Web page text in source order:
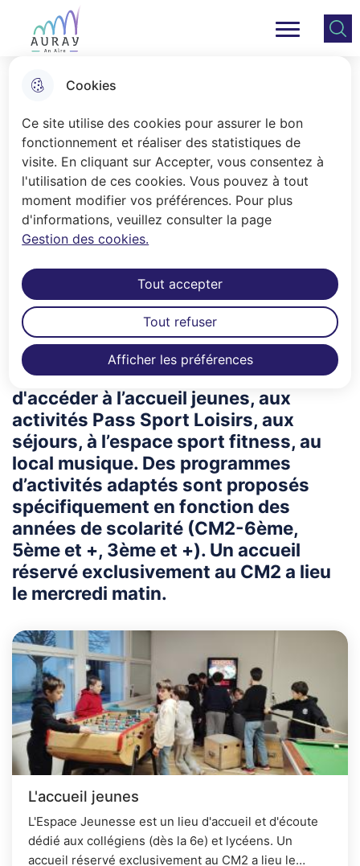
Cookies
Ce site utilise des cookies pour assurer le bon
fonctionnement et réaliser des statistiques de
visite. En cliquant sur Accepter, vous consentez à
l'utilisation de ces cookies. Vous pouvez à tout
moment modifier vos préférences. Pour plus
d'informations, veuillez consulter la page
Gestion des cookies.
Afficher les préférences
Tout accepter
Tout refuser
Aller
au
menu
Consulter
le plan
Ville Auray Menu principal
Accueil
L'Espace Jeunesse, situé dorénavant
au 18 rue du Penher, en face du skate
parc, est un lieu d'accueil , d’animation
et d'écoute dédié aux mineurs. Il se
fait sur inscription en présence du
responsable légal. En contrepartie
d'une cotisation annuelle, de 5€ à 9€
selon le quotient familial, la remise
d'une "carte jeune" permet aux jeunes
d'accéder à l’accueil jeunes, aux
activités Pass Sport Loisirs, aux
séjours, à l’espace sport fitness, au
local musique. Des programmes
d’activités adaptés sont proposés
spécifiquement en fonction des
années de scolarité (CM2-6ème,
5ème et +, 3ème et +). Un accueil
réservé exclusivement au CM2 a lieu
le mercredi matin.
L'accueil jeunes
L'Espace Jeunesse est un lieu d'accueil et d'écoute
dédié aux collégiens (dès la 6e) et lycéens. Un
accueil réservé exclusivement au CM2 a lieu le